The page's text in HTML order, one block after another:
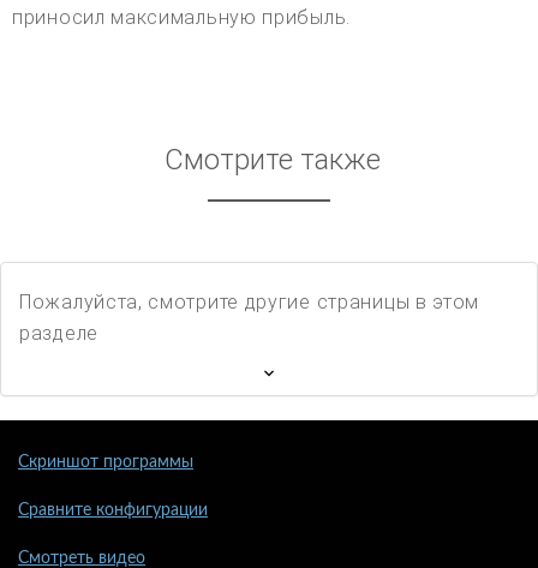
приносил максимальную прибыль.
Смотрите также
Пожалуйста, смотрите другие страницы в этом
разделе
Скриншот программы
Сравните конфигурации
Смотреть видео